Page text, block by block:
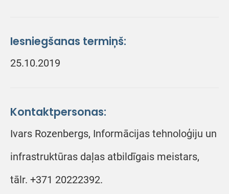
Iesniegšanas termiņš:
25.10.2019
Kontaktpersonas:
Ivars Rozenbergs, Informācijas tehnoloģiju un
infrastruktūras daļas atbildīgais meistars,
tālr. +371 20222392.